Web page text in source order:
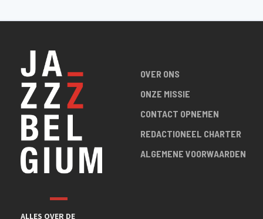
ALLES OVER DE
OVER ONS
ONZE MISSIE
CONTACT OPNEMEN
REDACTIONEEL CHARTER
ALGEMENE VOORWAARDEN